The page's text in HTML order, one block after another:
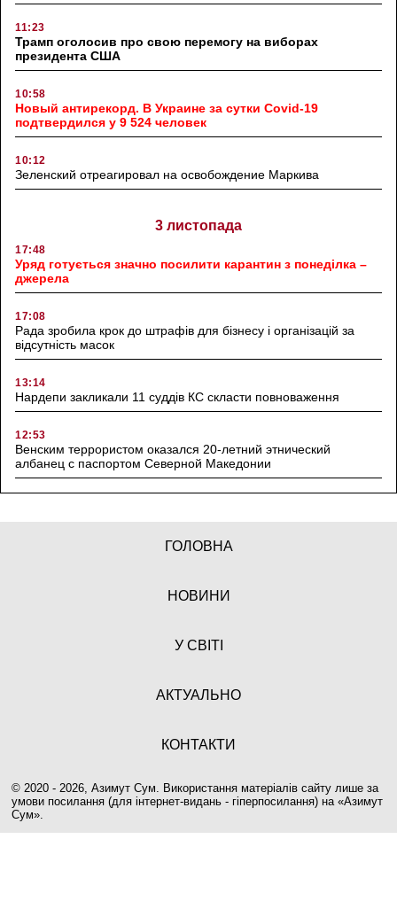
11:23
Трамп оголосив про свою перемогу на виборах
президента США
10:58
Новый антирекорд. В Украине за сутки Covid-19
подтвердился у 9 524 человек
10:12
Зеленский отреагировал на освобождение Маркива
3 листопада
17:48
Уряд готується значно посилити карантин з понеділка –
джерела
17:08
Рада зробила крок до штрафів для бізнесу і організацій за
відсутність масок
13:14
Нардепи закликали 11 суддів КС скласти повноваження
12:53
Венским террористом оказался 20-летний этнический
албанец с паспортом Северной Македонии
ГОЛОВНА
НОВИНИ
У СВІТІ
АКТУАЛЬНО
КОНТАКТИ
© 2020 - 2026, Азимут Сум. Використання матеріалів сайту лише за
умови посилання (для інтернет-видань - гіперпосилання) на «Азимут
Сум».